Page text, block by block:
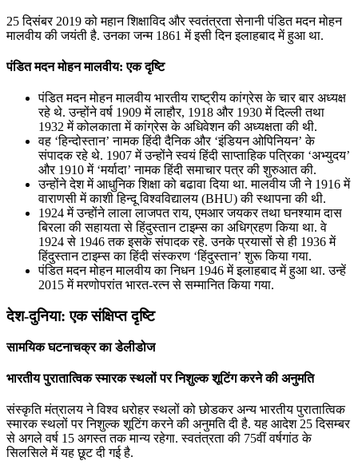
25 दिसंबर 2019 को महान शिक्षाविद और स्वतंत्रता सेनानी पंडित मदन मोहन
मालवीय की जयंती है. उनका जन्म 1861 में इसी दिन इलाहबाद में हुआ था.
पंडित मदन मोहन मालवीय: एक दृष्टि
पंडित मदन मोहन मालवीय भारतीय राष्ट्रीय कांग्रेस के चार बार अध्यक्ष
रहे थे. उन्होंने वर्ष 1909 में लाहौर, 1918 और 1930 में दिल्ली तथा
1932 में कोलकाता में कांग्रेस के अधिवेशन की अध्यक्षता की थी.
वह ‘हिन्दोस्तान’ नामक हिंदी दैनिक और ‘इंडियन ओपिनियन’ के
संपादक रहे थे. 1907 में उन्होंने स्वयं हिंदी साप्ताहिक पत्रिका ‘अभ्युदय’
और 1910 में ‘मर्यादा’ नामक हिंदी समाचार पत्र की शुरुआत की.
उन्‍होंने देश में आधुनिक शिक्षा को बढावा दिया था. मालवीय जी ने 1916 में
वाराणसी में काशी हिन्‍दू विश्‍वविद्यालय (BHU) की स्‍थापना की थी.
1924 में उन्होंने लाला लाजपत राय, एमआर जयकर तथा घनश्याम दास
बिरला की सहायता से हिंदुस्तान टाइम्स का अधिग्रहण किया था. वे
1924 से 1946 तक इसके संपादक रहे. उनके प्रयासों से ही 1936 में
हिंदुस्तान टाइम्स का हिंदी संस्करण ‘हिंदुस्तान’ शुरू किया गया.
पंडित मदन मोहन मालवीय का निधन 1946 में इलाहबाद में हुआ था. उन्‍हें
2015 में मरणोपरांत भारत-रत्‍न से सम्‍मानित किया गया.
देश-दुनिया: एक संक्षिप्त दृष्टि
सामयिक घटनाचक्र का डेलीडोज
भारतीय पुरातात्‍विक स्‍मारक स्‍थलों पर निशुल्‍क शूटिंग करने की अनुमति
संस्‍कृति मंत्रालय ने विश्‍व धरोहर स्‍थलों को छोडकर अन्‍य भारतीय पुरातात्‍विक
स्‍मारक स्‍थलों पर निशुल्‍क शूटिंग करने की अनुमति दी है. यह आदेश 25 दिसम्बर
से अगले वर्ष 15 अगस्‍त तक मान्‍य रहेगा. स्‍वतंत्रता की 75वीं वर्षगांठ के
सिलसिले में यह छूट दी गई है.